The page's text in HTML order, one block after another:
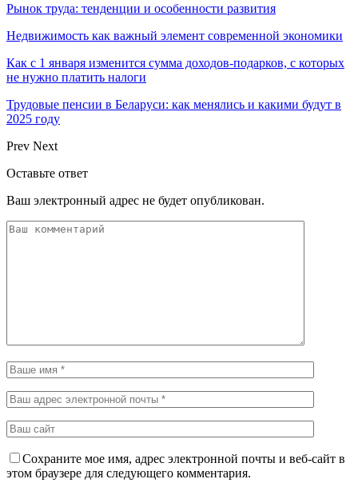
Рынок труда: тенденции и особенности развития
Недвижимость как важный элемент современной экономики
Как с 1 января изменится сумма доходов-подарков, с которых
не нужно платить налоги
Трудовые пенсии в Беларуси: как менялись и какими будут в
2025 году
Prev Next
Оставьте ответ
Ваш электронный адрес не будет опубликован.
Сохраните мое имя, адрес электронной почты и веб-сайт в
этом браузере для следующего комментария.